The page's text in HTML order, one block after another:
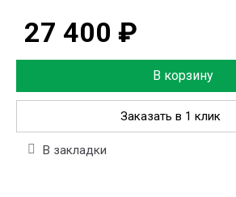
27 400 ₽
В корзину
Заказать в 1 клик
В закладки